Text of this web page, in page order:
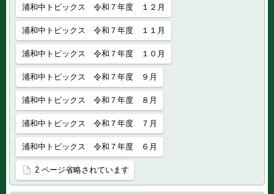
浦和中トピックス 令和７年度 １２月
浦和中トピックス 令和７年度 １１月
浦和中トピックス 令和７年度 １０月
浦和中トピックス 令和７年度 ９月
浦和中トピックス 令和７年度 ８月
浦和中トピックス 令和７年度 ７月
浦和中トピックス 令和７年度 ６月
2 ページ省略されています